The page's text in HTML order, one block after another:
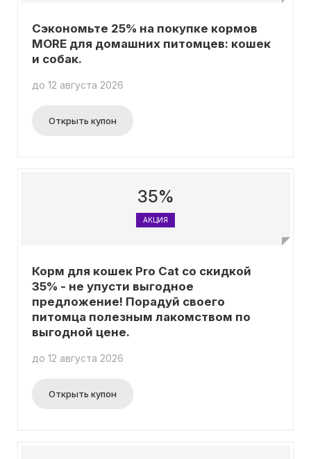
Сэкономьте 25% на покупке кормов
MORE для домашних питомцев: кошек
и собак.
до 12 августа 2026
Открыть купон
35%
АКЦИЯ
Корм для кошек Pro Cat со скидкой
35% - не упусти выгодное
предложение! Порадуй своего
питомца полезным лакомством по
выгодной цене.
до 12 августа 2026
Открыть купон